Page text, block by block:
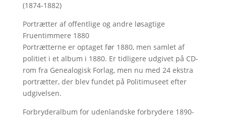
(1874-1882)
Portrætter af offentlige og andre løsagtige
Fruentimmere 1880
Portrætterne er optaget før 1880, men samlet af
politiet i et album i 1880. Er tidligere udgivet på CD-
rom fra Genealogisk Forlag, men nu med 24 ekstra
portrætter, der blev fundet på Politimuseet efter
udgivelsen.
Forbryderalbum for udenlandske forbrydere 1890-